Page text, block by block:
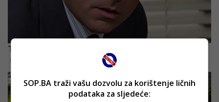
SOP.BA traži vašu dozvolu za korištenje ličnih
podataka za sljedeće: